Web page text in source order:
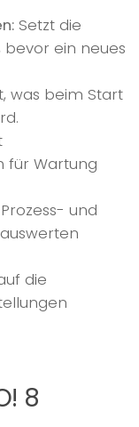
Setzt die
bevor ein neues
was beim Start
für Wartung
und
die
8